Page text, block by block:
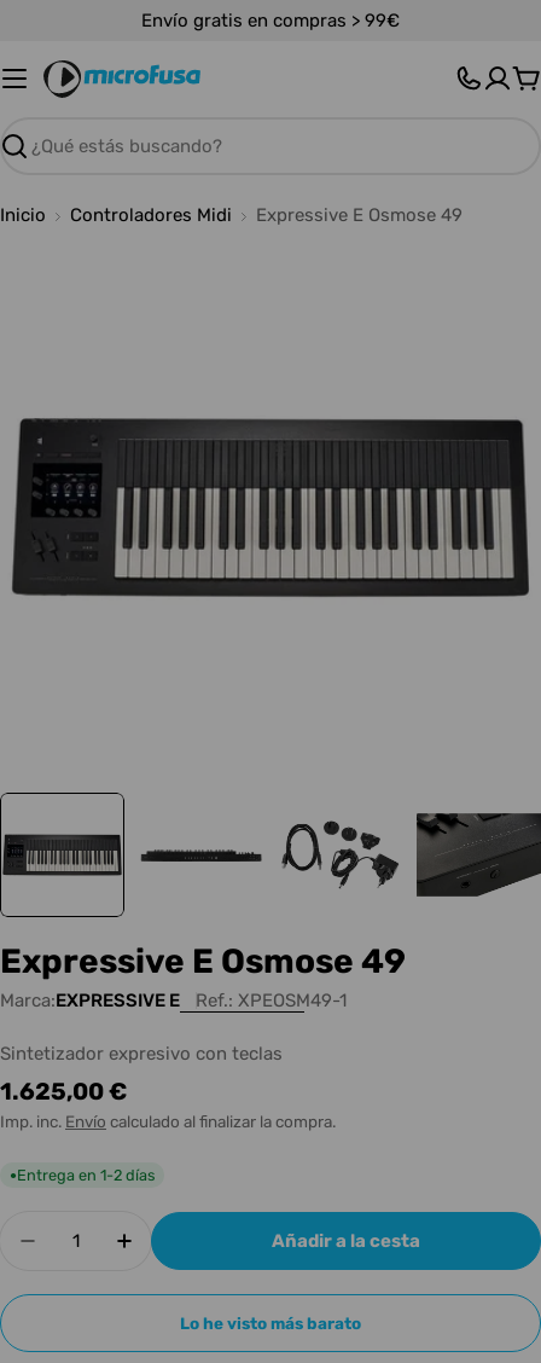
contenido
Envío gratis en compras > 99€
Buscar
Inicio Controladores Midi Expressive E Osmose 49
medios 0 en modal
Expressive E Osmose 49
Marca:EXPRESSIVE E Ref.: XPEOSM49-1
Sintetizador expresivo con teclas
Precio
habitual
1.625,00 €
Imp. inc. Envío calculado al finalizar la compra.
●Entrega en 1-2 días
Disminuir cantidad para Expressive E Osmose
Aumentar cantidad para Expressive E
Añadir a la cesta
Lo he visto más barato